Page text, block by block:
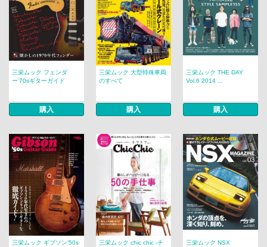
三栄ムック フェンダ
ー’70sギターガイド
購入
三栄ムック 大型特殊車両
のすべて
購入
三栄ムック THE DAY
Vol.6 2014 ...
購入
三栄ムック ギブソン’50s
三栄ムック chic chic -チ
三栄ムック NSX